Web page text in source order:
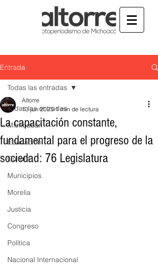
Entrada
Todas las entradas
Michoacán
Educación
Cultura
Municipios
Morelia
Justicia
Congreso
Política
Nacional Internacional
Todas las entradas
La capacitación constante,
fundamental para el progreso de la
sociedad: 76 Legislatura
Altorre
13 jun 2025 1 min de lectura